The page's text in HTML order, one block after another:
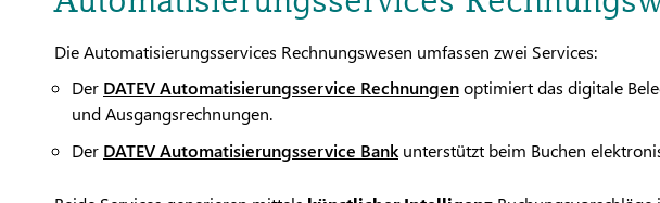
Die Automatisierungsservices Rechnungswesen umfassen zwei Services:
Der DATEV Automatisierungsservice Rechnungenoptimiert das digitale
und Ausgangsrechnungen.
Der DATEV Automatisierungsservice Bank unterstützt beim Buchen